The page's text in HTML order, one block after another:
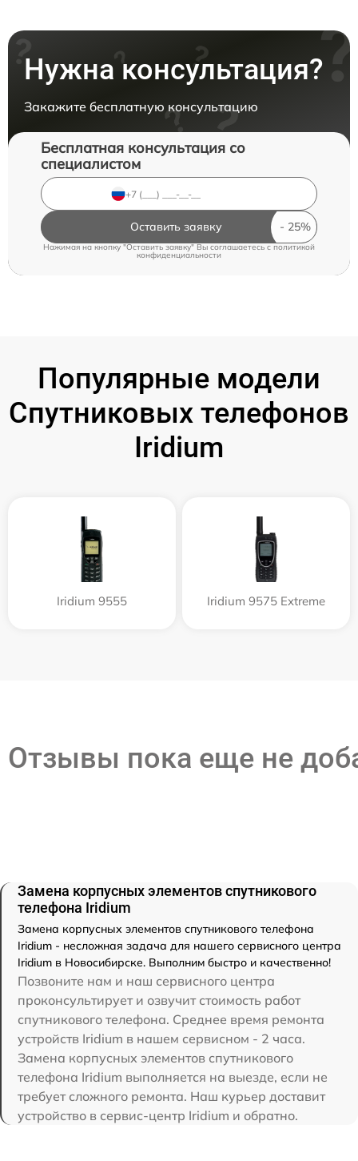
Нужна консультация?
Закажите бесплатную консультацию
Бесплатная консультация со
специалистом
Оставить заявку
Нажимая на кнопку "Оставить заявку" Вы соглашаетесь c политикой
конфиденциальности
Популярные модели
Спутниковых телефонов
Iridium
Iridium 9555 Iridium 9575 Extreme
Отзывы пока еще не
Замена корпусных элементов спутникового
телефона Iridium
Замена корпусных элементов спутникового телефона
Iridium - несложная задача для нашего сервисного центра
Iridium в Новосибирске. Выполним быстро и качественно!
Позвоните нам и наш сервисного центра
проконсультирует и озвучит стоимость работ
спутникового телефона. Среднее время ремонта
устройств Iridium в нашем сервисном - 2 часа.
Замена корпусных элементов спутникового
телефона Iridium выполняется на выезде, если не
требует сложного ремонта. Наш курьер доставит
устройство в сервис-центр Iridium и обратно.